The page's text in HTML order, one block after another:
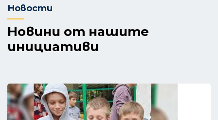
Новости
Новини от нашите
инициативи